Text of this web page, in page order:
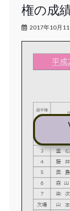
権の成
2017年10月11
選手権
順位
3
3 重 松
4
藤 井
5
奥 島
6
森 山
7
染 次
欠場
山 本
平成